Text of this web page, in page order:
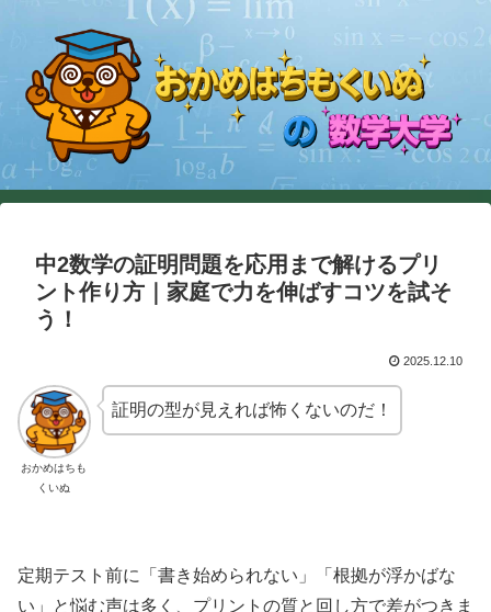
中2数学の証明問題を応用まで解けるプリ
ント作り方｜家庭で力を伸ばすコツを試そ
う！
2025.12.10
おかめはちも
くいぬ
証明の型が見えれば怖くないのだ！
定期テスト前に「書き始められない」「根拠が浮かばな
い」と悩む声は多く、プリントの質と回し方で差がつきま